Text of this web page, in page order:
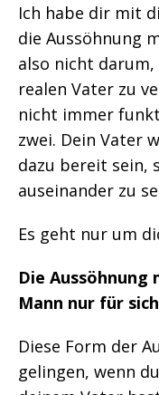
Ich habe dir mit
die Aussöhnung
also nicht
realen Vater zu
nicht immer
zwei. Dein Vater
dazu bereit
auseinander zu
Es geht nur um
Die
Mann nur für
Diese Form der
gelingen, wenn